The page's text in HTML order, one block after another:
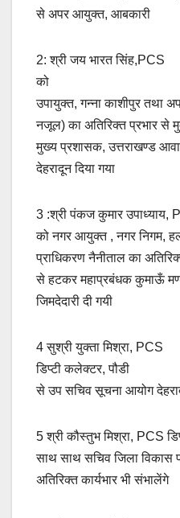
से अपर आयुक्त, आबकारी
2: श्री जय भारत सिंह,PCS
को
उपायुक्त, गन्ना काशीपुर तथा
नजूल) का अतिरिक्त प्रभार से
मुख्य प्रशासक, उत्तराखण्ड
देहरादून दिया गया
3 :श्री पंकज कुमार उपाध्याय,
को नगर आयुक्त , नगर निगम,
प्राधिकरण नैनीताल का
से हटकर महाप्रबंधक कुमाऊँ
जिमदेदारी दी गयी
4 सुश्री युक्ता मिश्रा, PCS
डिप्टी कलेक्टर, पौडी
से उप सचिव सूचना आयोग
5 श्री कौस्तुभ मिश्रा, PCS
साथ साथ सचिव जिला विकास
अतिरिक्त कार्यभार भी संभालेंगे